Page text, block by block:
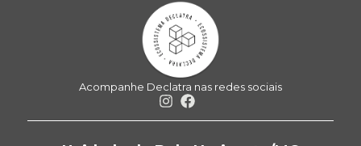
Acompanhe Declatra nas redes sociais